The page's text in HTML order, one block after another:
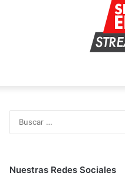
Nuestras Redes Sociales